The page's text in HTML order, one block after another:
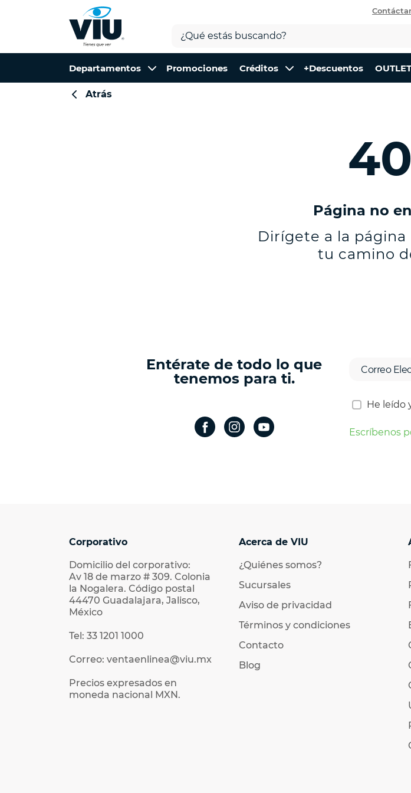
Departamentos Promociones Créditos +Descuentos OUTLET
Atrás
Página no
Dirígete a la
tu camino
Entérate de todo lo que
tenemos para ti.
He leído
Escríbenos
Corporativo
Domicilio del corporativo:
Av 18 de marzo # 309. Colonia
la Nogalera. Código postal
44470 Guadalajara, Jalisco,
México
Tel: 33 1201 1000
Correo: ventaenlinea@viu.mx
Precios expresados en
moneda nacional MXN.
Acerca de VIU
¿Quiénes somos?
Sucursales
Aviso de privacidad
Términos y condiciones
Contacto
Blog